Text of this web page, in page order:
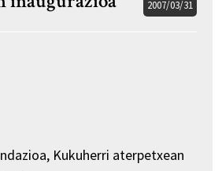
2007/03/31
Kukuherri aterpetxean